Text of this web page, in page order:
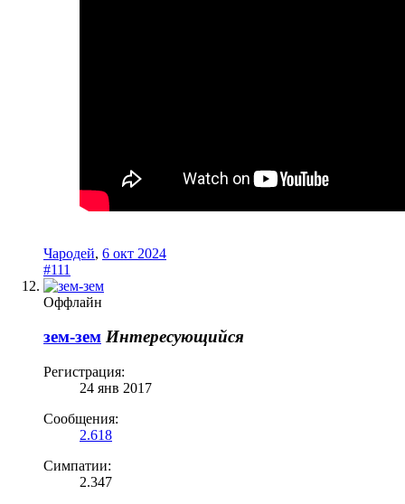
Чародей, 6 окт 2024
#111
Оффлайн
зем-зем Интересующийся
Регистрация:
24 янв 2017
Сообщения:
2.618
Симпатии:
2.347